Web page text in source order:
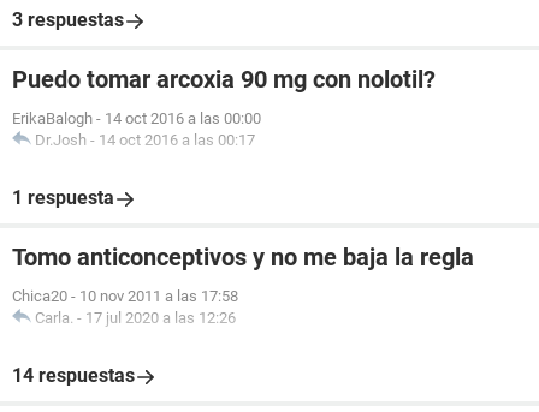
3 respuestas
Puedo tomar arcoxia 90 mg con nolotil?
ErikaBalogh - 14 oct 2016 a las 00:00
Dr.Josh - 14 oct 2016 a las 00:17
1 respuesta
Tomo anticonceptivos y no me baja la regla
Chica20 - 10 nov 2011 a las 17:58
Carla. - 17 jul 2020 a las 12:26
14 respuestas